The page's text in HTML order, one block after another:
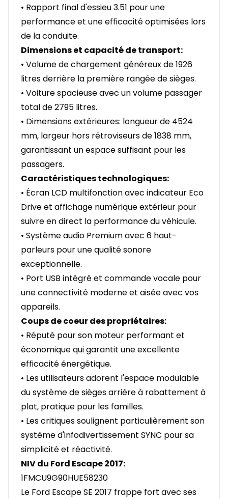
• Rapport final d'essieu 3.51 pour une
performance et une efficacité optimisées lors
de la conduite.
Dimensions et capacité de transport:
• Volume de chargement généreux de 1926
litres derrière la première rangée de sièges.
• Voiture spacieuse avec un volume passager
total de 2795 litres.
• Dimensions extérieures: longueur de 4524
mm, largeur hors rétroviseurs de 1838 mm,
garantissant un espace suffisant pour les
passagers.
Caractéristiques technologiques:
• Écran LCD multifonction avec indicateur Eco
Drive et affichage numérique extérieur pour
suivre en direct la performance du véhicule.
• Système audio Premium avec 6 haut-
parleurs pour une qualité sonore
exceptionnelle.
• Port USB intégré et commande vocale pour
une connectivité moderne et aisée avec vos
appareils.
Coups de coeur des propriétaires:
• Réputé pour son moteur performant et
économique qui garantit une excellente
efficacité énergétique.
• Les utilisateurs adorent l'espace modulable
du système de sièges arrière à rabattement à
plat, pratique pour les familles.
• Les critiques soulignent particulièrement son
système d'infodivertissement SYNC pour sa
simplicité et réactivité.
NIV du Ford Escape 2017:
1FMCU9G90HUE58230
Le Ford Escape SE 2017 frappe fort avec ses